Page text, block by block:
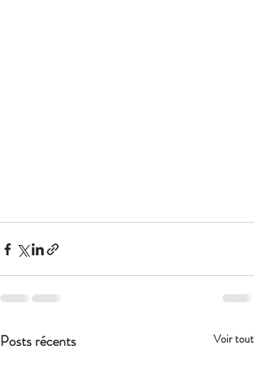
Posts récents Voir tout